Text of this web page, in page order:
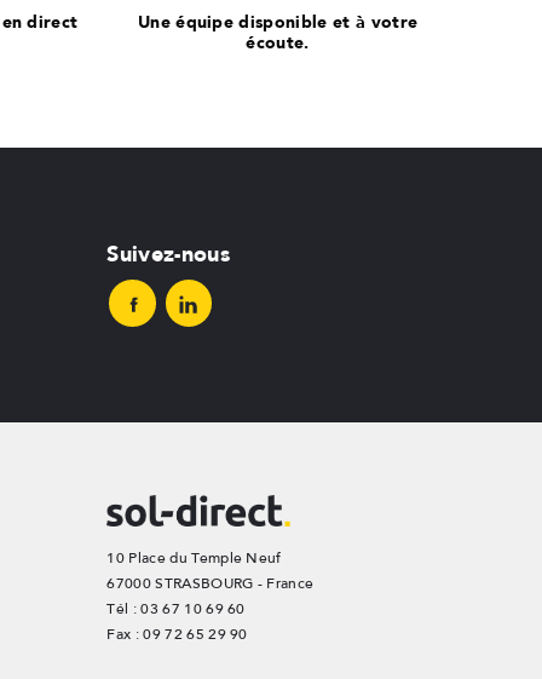
direct
Une équipe disponible et à votre
écoute.
Suivez-nous
10 Place du Temple Neuf
67000 STRASBOURG - France
Tél : 03 67 10 69 60
Fax : 09 72 65 29 90